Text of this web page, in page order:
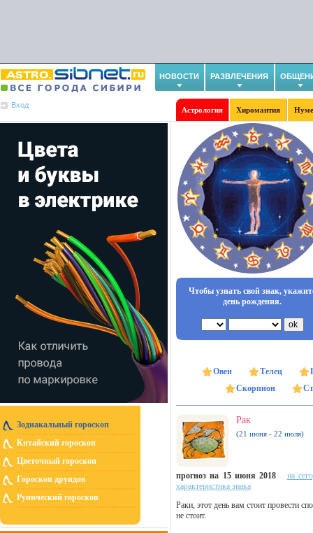
НОВОСТИ РАЗВЛЕЧЕНИЯ
Вход
Астрология Хиромантия
Зодиакальный гороскоп
Китайский гороскоп
Цветочный гороскоп
Гороскоп друидов
Рунический гороскоп
Чтобы узнать свой знак,
день рождения.
Овен Телец
Скорпион
Рак
(21 июня - 22 июля)
прогноз на 15 июня 2018
на
характеристика знака
Раки, этот день вам стоит провести
не стоит.